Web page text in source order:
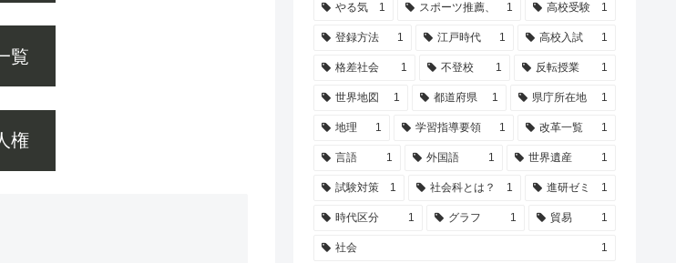
やる気 1 スポーツ推薦、 1 高校受験 1
登録方法 1 江戸時代 1 高校入試 1
格差社会 1 不登校 1 反転授業 1
世界地図 1 都道府県 1 県庁所在地 1
地理 1 学習指導要領 1 改革一覧 1
言語 1 外国語 1 世界遺産 1
試験対策 1 社会科とは？ 1 進研ゼミ 1
時代区分 1 グラフ 1 貿易 1
社会 1